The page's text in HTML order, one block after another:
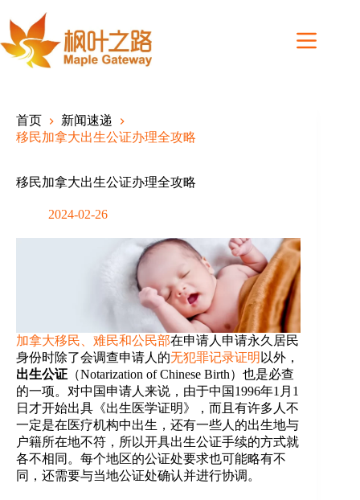
content
首页
新闻速递
移民加拿大出生公证办理全攻略
移民加拿大出生公证办理全攻略
2024-02-26
加拿大移民、难民和公民部在申请人申请永久居民
身份时除了会调查申请人的无犯罪记录证明 以外，
出生公证 （Notarization of Chinese Birth）也是必查
的一项。对中国申请人来说，由于中国1996年1月1
日才开始出具《出生医学证明》，而且有许多人不
一定是在医疗机构中出生，还有一些人的出生地与
户籍所在地不符，所以开具出生公证手续的方式就
各不相同。每个地区的公证处要求也可能略有不
同，还需要与当地公证处确认并进行协调。